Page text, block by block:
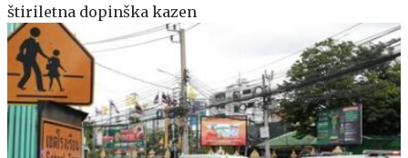
štiriletna dopinška kazen